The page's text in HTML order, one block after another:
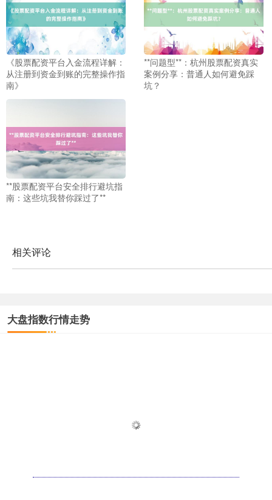
《股票配资平台入金流程详解：
从注册到资金到账的完整操作指
南》
**问题型**：杭州股票配资真实
案例分享：普通人如何避免踩
坑？
**股票配资平台安全排行避坑指
南：这些坑我替你踩过了**
相关评论
大盘指数行情走势